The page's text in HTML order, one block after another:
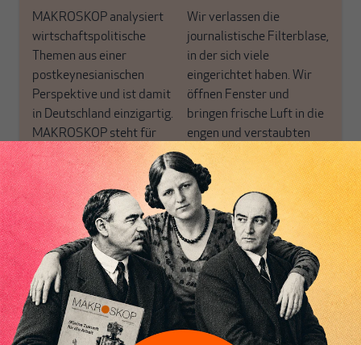
Inhaltsverzeichnis
MAKROSKOP analysiert
wirtschaftspolitische
Themen aus einer
postkeynesianischen
Perspektive und ist damit
in Deutschland einzigartig.
MAKROSKOP steht für
das große Ganze. Wir
haben einen Blick auf
Geld, Wirtschaft und
Politik, den Sie so
woanders nicht finden.
Dabei leben wir von
unseren Autoren, ihren
Recherchen, ihrem Wissen
und ihrem Enthusiasmus.
Gemeinsam scheren wir
Wir verlassen die
journalistische Filterblase,
in der sich viele
eingerichtet haben. Wir
öffnen Fenster und
bringen frische Luft in die
engen und verstaubten
Debattenräume.
Brauchen Sie auch frische
Luft? Dann folgen Sie
einfach dem Button.
ABONNIEREN SIE
MAKROSKOP
Schon Abonnent? Dann